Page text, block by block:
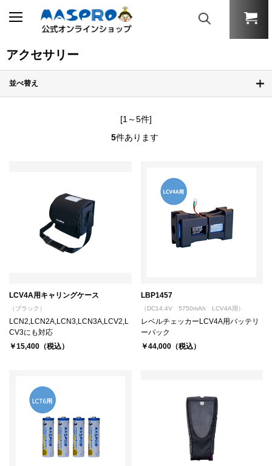
アクセサリー
並べ替え
[1～5件]
5件あります
LCV4A用キャリングケース
（ブラック）
LCN2,LCN2A,LCN3,LCN3A,LCV2,L
CV3にも対応
￥15,400（税込）
LBP1457
（DC14.4V 5750mAh LCV4A用）
レベルチェッカーLCV4A用バッテリ
ーパック
￥44,000（税込）